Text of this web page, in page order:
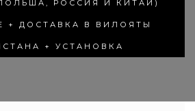
РОССИЯ И КИТАЙ)
+ ДОСТАВКА В ВИЛОЯТЫ
+ УСТАНОВКА